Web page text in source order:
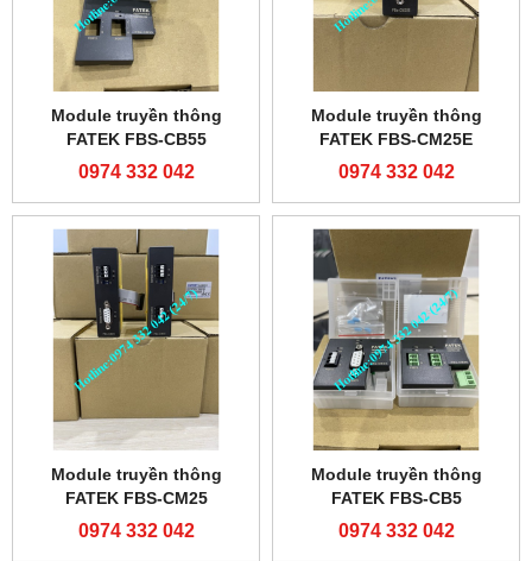
Module truyền thông
FATEK FBS-CB55
0974 332 042
Module truyền thông
FATEK FBS-CM25E
0974 332 042
Module truyền thông
FATEK FBS-CM25
0974 332 042
Module truyền thông
FATEK FBS-CB5
0974 332 042